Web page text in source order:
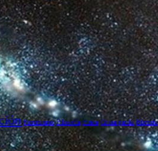
Feminismo Filosofía Física Grasa parda Historia